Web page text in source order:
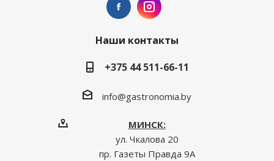
Наши контакты
+375 44 511-66-11
info@gastronomia.by
МИНСК:
ул. Чкалова 20
пр. Газеты Правда 9А